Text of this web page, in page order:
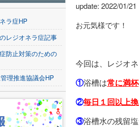
update: 2022/01/21
お元気様です！
今回は、レジオ
①浴槽は常に満杯
②毎日１回以上
③浴槽水の残留
ラ症HP
レジオネラ症記事
防止対策のための
理推進協議会HP